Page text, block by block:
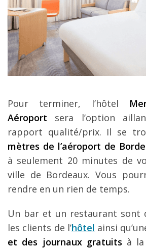
Pour terminer, l’hôtel
Aéroport sera l’option
rapport qualité/prix. Il se
mètres de l’aéroport de
à seulement 20 minutes de
ville de Bordeaux. Vous
rendre en un rien de temps.
Un bar et un restaurant sont
les clients de l’hôtel ainsi
et des journaux gratuits à